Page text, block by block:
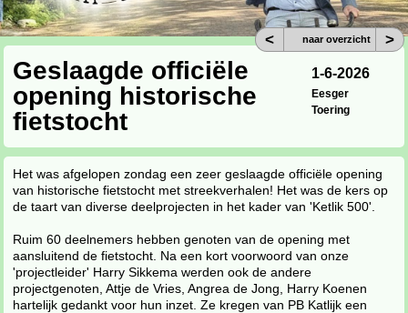
1-6-2026
Eesger
Toering
Geslaagde officiële
opening historische
fietstocht
Het was afgelopen zondag een zeer geslaagde officiële opening
van historische fietstocht met streekverhalen! Het was de kers op
de taart van diverse deelprojecten in het kader van 'Ketlik 500'.
Ruim 60 deelnemers hebben genoten van de opening met
aansluitend de fietstocht. Na een kort voorwoord van onze
'projectleider' Harry Sikkema werden ook de andere
projectgenoten, Attje de Vries, Angrea de Jong, Harry Koenen
hartelijk gedankt voor hun inzet. Ze kregen van PB Katlijk een
< naar overzicht >